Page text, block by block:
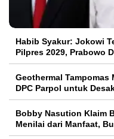
Habib Syakur: Jokowi
Pilpres 2029, Prabowo
Geothermal Tampomas
DPC Parpol untuk
Bobby Nasution Klaim
Menilai dari Manfaat,